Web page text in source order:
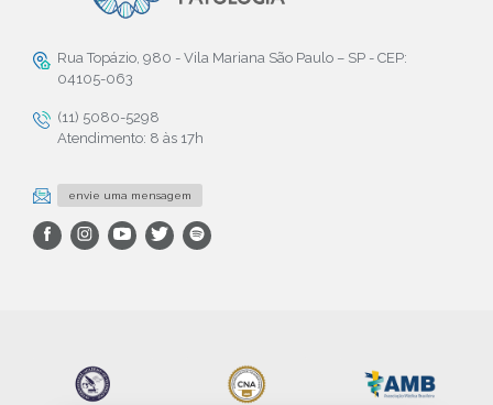
Rua Topázio, 980 - Vila Mariana São Paulo – SP - CEP:
04105-063
(11) 5080-5298
Atendimento: 8 às 17h
envie uma mensagem